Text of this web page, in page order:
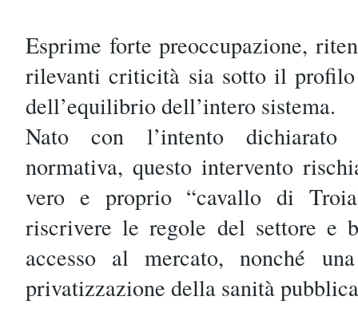
Esprime forte preoccupazione,
rilevanti criticità sia sotto il profilo
dell’equilibrio dell’intero sistema.
Nato con l’intento
normativa, questo intervento
vero e proprio “cavallo di
riscrivere le regole del settore e
accesso al mercato, nonché
privatizzazione della sanità